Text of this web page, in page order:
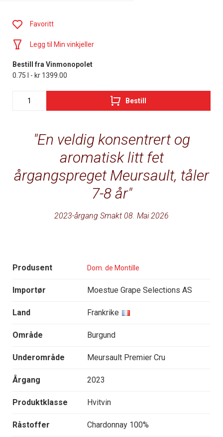
En veldig konsentrert og
aromatisk litt fet
årgangspreget Meursault, tåler
7-8 år
2023-årgang Smakt 08. Mai 2026
Produsent Dom. de Montille
Importør Moestue Grape Selections AS
Land Frankrike
Område Burgund
Underområde Meursault Premier Cru
Årgang 2023
Produktklasse Hvitvin
Råstoffer Chardonnay 100%
Favoritt
Legg til Min vinkjeller
Bestill fra Vinmonopolet
0.75 l - kr 1399.00
Bestill